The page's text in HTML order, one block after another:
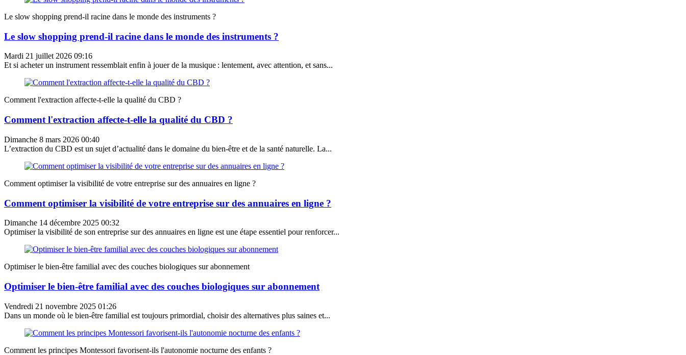
Le slow shopping prend-il racine dans le monde des instruments ?
Le slow shopping prend-il racine dans le monde des instruments ?
Mardi 21 juillet 2026 09:16
Et si acheter un instrument ressemblait enfin à jouer de la musique : lentement, avec attention, et sans...
Comment l'extraction affecte-t-elle la qualité du CBD ?
Comment l'extraction affecte-t-elle la qualité du CBD ?
Dimanche 8 mars 2026 00:40
L’extraction du CBD est un sujet d’actualité dans le domaine du bien-être et de la santé naturelle. La...
Comment optimiser la visibilité de votre entreprise sur des annuaires en ligne ?
Comment optimiser la visibilité de votre entreprise sur des annuaires en ligne ?
Dimanche 14 décembre 2025 00:32
Optimiser la visibilité de son entreprise sur des annuaires en ligne est une étape essentiel pour renforcer...
Optimiser le bien-être familial avec des couches biologiques sur abonnement
Optimiser le bien-être familial avec des couches biologiques sur abonnement
Vendredi 21 novembre 2025 01:26
Dans un monde où le bien-être familial est toujours primordial, choisir des alternatives plus saines et...
Comment les principes Montessori favorisent-ils l'autonomie nocturne des enfants ?